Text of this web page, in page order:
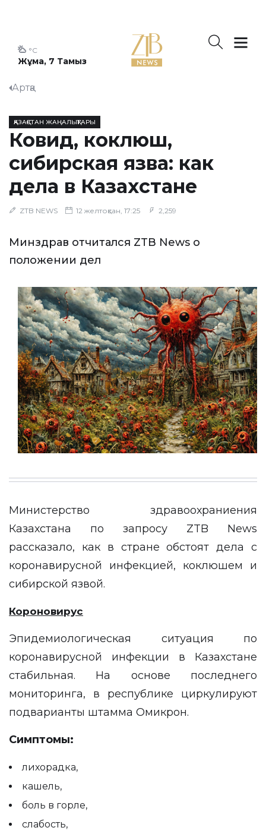
Жұма, 7 Тамыз
°C
Артқа
ҚАЗАҚСТАН ЖАҢАЛЫҚТАРЫ
Ковид, коклюш,
сибирская язва: как
дела в Казахстане
ZTB NEWS 12 желтоқсан, 17:25 2,259
Минздрав отчитался ZTB News о
положении дел
Министерство здравоохраниения
Казахстана по запросу ZTB News
рассказало, как в стране обстоят дела с
коронавирусной инфекцией, коклюшем и
сибирской язвой.
Короновирус
Эпидемиологическая ситуация по
коронавирусной инфекции в Казахстане
стабильная. На основе последнего
мониторинга, в республике циркулируют
подварианты штамма Омикрон.
Симптомы:
лихорадка,
кашель,
боль в горле,
слабость,